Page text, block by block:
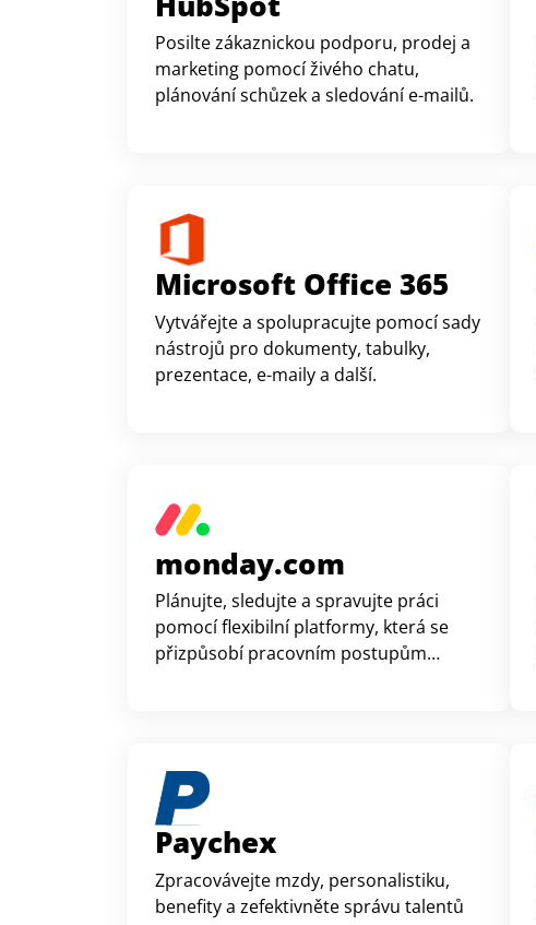
Posilte zákaznickou podporu, prodej a
marketing pomocí živého chatu,
plánování schůzek a sledování e-mailů.
Microsoft Office 365
Vytvářejte a spolupracujte pomocí sady
nástrojů pro dokumenty, tabulky,
prezentace, e-maily a další.
monday.com
Plánujte, sledujte a spravujte práci
pomocí flexibilní platformy, která se
přizpůsobí pracovním postupům
Paychex
Zpracovávejte mzdy, personalistiku,
benefity a zefektivněte správu talentů